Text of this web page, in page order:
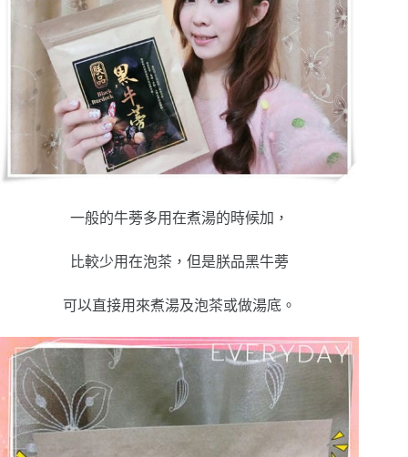
一般的牛蒡多用在煮湯的時候加，
比較少用在泡茶，但是朕品黑牛蒡
可以直接用來煮湯及泡茶或做湯底。